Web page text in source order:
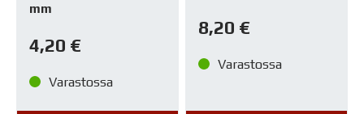
mm
4,20 €
Varastossa
8,20 €
Varastossa